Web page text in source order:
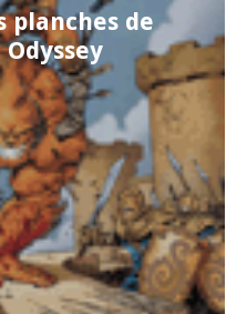
planches de